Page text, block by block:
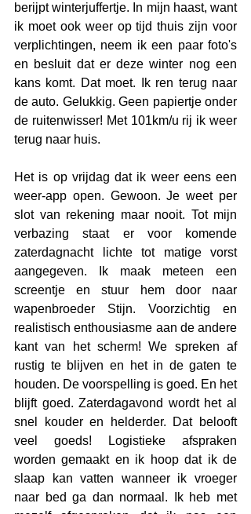
berijpt winterjuffertje. In mijn haast, want
ik moet ook weer op tijd thuis zijn voor
verplichtingen, neem ik een paar foto's
en besluit dat er deze winter nog een
kans komt. Dat moet. Ik ren terug naar
de auto. Gelukkig. Geen papiertje onder
de ruitenwisser! Met 101km/u rij ik weer
terug naar huis.
Het is op vrijdag dat ik weer eens een
weer-app open. Gewoon. Je weet per
slot van rekening maar nooit. Tot mijn
verbazing staat er voor komende
zaterdagnacht lichte tot matige vorst
aangegeven. Ik maak meteen een
screentje en stuur hem door naar
wapenbroeder Stijn. Voorzichtig en
realistisch enthousiasme aan de andere
kant van het scherm! We spreken af
rustig te blijven en het in de gaten te
houden. De voorspelling is goed. En het
blijft goed. Zaterdagavond wordt het al
snel kouder en helderder. Dat belooft
veel goeds! Logistieke afspraken
worden gemaakt en ik hoop dat ik de
slaap kan vatten wanneer ik vroeger
naar bed ga dan normaal. Ik heb met